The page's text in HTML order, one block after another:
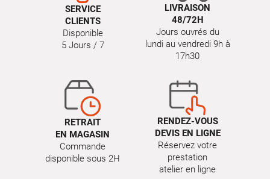
SERVICE
CLIENTS
Disponible
5 Jours / 7
LIVRAISON
48/72H
Jours ouvrés du
lundi au vendredi 9h à
17h30
RETRAIT
EN MAGASIN
Commande
disponible sous 2H
RENDEZ-VOUS
DEVIS EN LIGNE
Réservez votre
prestation
atelier en ligne